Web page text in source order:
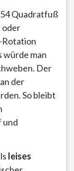
Quadratfuß
oder
Rotation
würde man
Der
der
So bleibt
und
leises